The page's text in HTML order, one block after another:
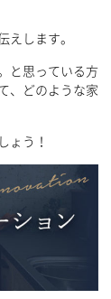
します。
と思っている方
、どのような家
ょう！